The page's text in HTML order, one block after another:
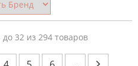
32 из 294 товаров